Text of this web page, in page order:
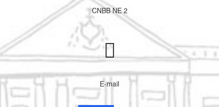
CNBB NE 2
E-mail